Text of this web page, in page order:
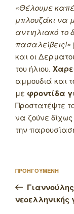
«Θέλουμε
μπλουζάκι να
αντιηλιακό το
πασαλείβεις!»
και οι
του ήλιου.
αμμουδιά και
με φροντίδα
Προστατέψτε
να ζούνε
την
άρθρων
Προηγούμενο
άρθρο
ΠΡΟΗΓΟΥΜΕΝΗ
νεοελληνικής